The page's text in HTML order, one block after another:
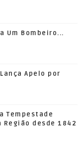
Um Bombeiro...
Apelo por
Tempestade
desde 1842